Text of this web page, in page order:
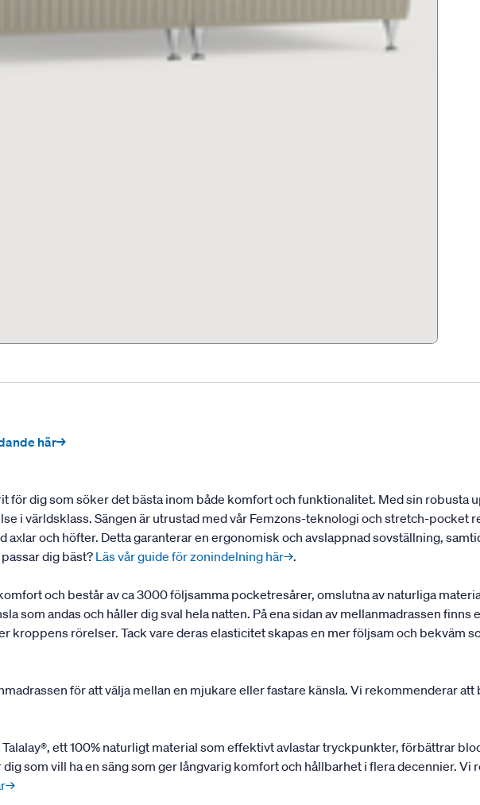
här→
för dig som söker det bästa inom både komfort och funktionalitet. Med sin robusta
i världsklass. Sängen är utrustad med vår Femzons-teknologi och stretch-pocket
och höfter. Detta garanterar en ergonomisk och avslappnad sovställning,
dig bäst? Läs vår guide för zonindelning här→.
och består av ca 3000 följsamma pocketresårer, omslutna av naturliga
som andas och håller dig sval hela natten. På ena sidan av mellanmadrassen
kroppens rörelser. Tack vare deras elasticitet skapas en mer följsam och bekväm
för att välja mellan en mjukare eller fastare känsla. Vi rekommenderar
ett 100% naturligt material som effektivt avlastar tryckpunkter, förbättrar
som vill ha en säng som ger långvarig komfort och hållbarhet i flera decennier.